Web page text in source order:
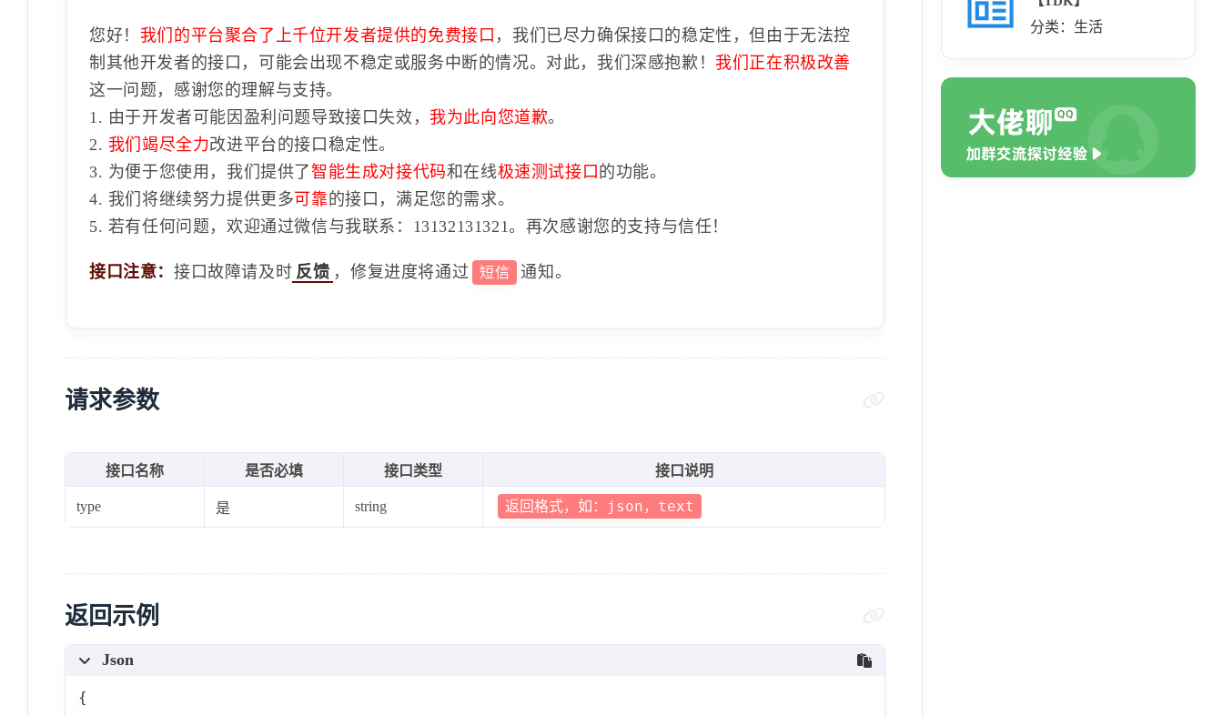
您好！ 我们的平台聚合了上千位开发者提供的免费接口 ，我们已尽力确保接口的稳定性，但由于无法控
制其他开发者的接口，可能会出现不稳定或服务中断的情况。对此，我们深感抱歉！ 我们正在积极改善
这一问题，感谢您的理解与支持。
1. 由于开发者可能因盈利问题导致接口失效， 我为此向您道歉。
2. 我们竭尽全力改进平台的接口稳定性。
3. 为便于您使用，我们提供了智能生成对接代码和在线极速测试接口 的功能。
4. 我们将继续努力提供更多可靠的接口，满足您的需求。
5. 若有任何问题，欢迎通过微信与我联系：13132131321。再次感谢您的支持与信任！
接口注意： 接口故障请及时 反馈 ，修复进度将通过 短信 通知。
请求参数
接口名称 是否必填 接口类型 接口说明
type 是 string 返回格式，如：json，text
返回示例
Json
{
分类：生活